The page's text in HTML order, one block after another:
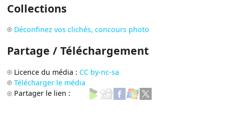
Collections
Déconfinez vos clichés, concours photo
Partage / Téléchargement
Licence du média : CC by-nc-sa
Télécharger le média
Partager le lien :